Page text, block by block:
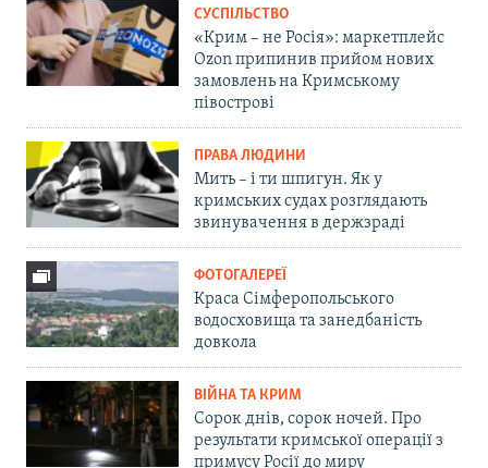
СУСПІЛЬСТВО
«Крим – не Росія»: маркетплейс
Ozon припинив прийом нових
замовлень на Кримському
півострові
ПРАВА ЛЮДИНИ
Мить – і ти шпигун. Як у
кримських судах розглядають
звинувачення в держзраді
ФОТОГАЛЕРЕЇ
Краса Сімферопольського
водосховища та занедбаність
довкола
ВІЙНА ТА КРИМ
Сорок днів, сорок ночей. Про
результати кримської операції з
примусу Росії до миру